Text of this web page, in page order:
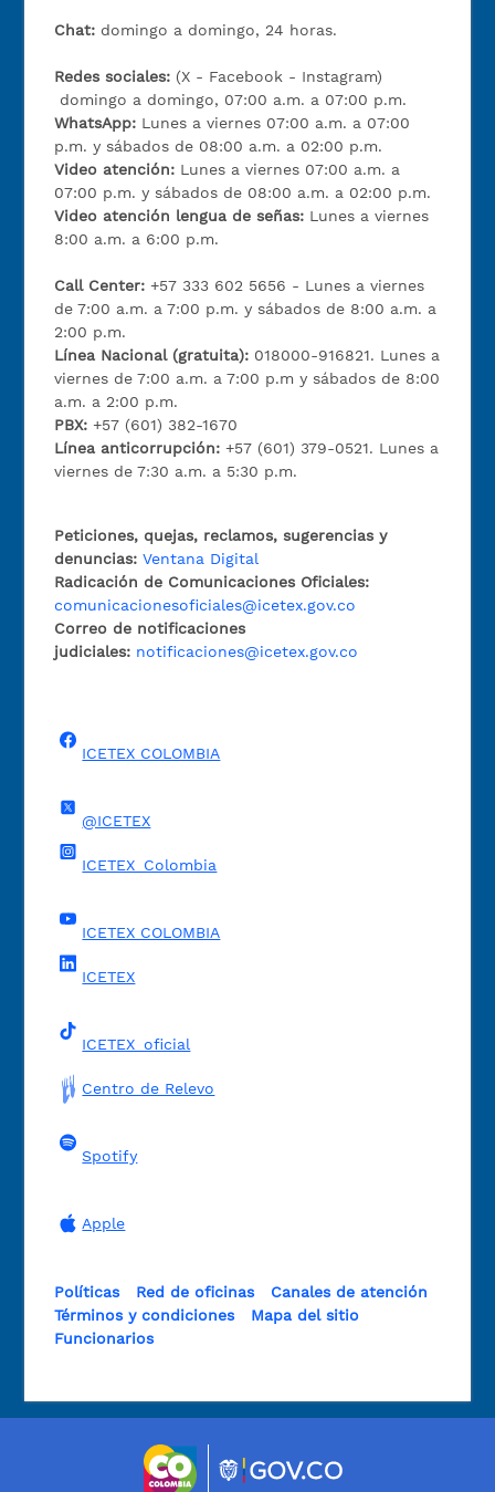
Chat: domingo a domingo, 24 horas.
Redes sociales: (X - Facebook - Instagram)
domingo a domingo, 07:00 a.m. a 07:00 p.m.
WhatsApp: Lunes a viernes 07:00 a.m. a 07:00
p.m. y sábados de 08:00 a.m. a 02:00 p.m.
Video atención: Lunes a viernes 07:00 a.m. a
07:00 p.m. y sábados de 08:00 a.m. a 02:00 p.m.
Video atención lengua de señas: Lunes a viernes
8:00 a.m. a 6:00 p.m.
Call Center:+57 333 602 5656 - Lunes a viernes
de 7:00 a.m. a 7:00 p.m. y sábados de 8:00 a.m. a
2:00 p.m.
Línea Nacional (gratuita): 018000-916821. Lunes a
viernes de 7:00 a.m. a 7:00 p.m y sábados de 8:00
a.m. a 2:00 p.m.
PBX:+57 (601) 382-1670
Línea anticorrupción:+57 (601) 379-0521. Lunes a
viernes de 7:30 a.m. a 5:30 p.m.
Peticiones, quejas, reclamos, sugerencias y
denuncias: Ventana Digital
Radicación de Comunicaciones Oficiales:
comunicacionesoficiales@icetex.gov.co
Correo de notificaciones
judiciales: notificaciones@icetex.gov.co
ICETEX COLOMBIA
@ICETEX
ICETEX_Colombia
ICETEX COLOMBIA
ICETEX
ICETEX_oficial
Centro de Relevo
Spotify
Apple
Políticas Red de oficinas
Canales de atención
Términos y condiciones
Mapa del sitio
Funcionarios